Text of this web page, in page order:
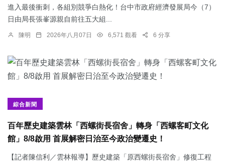
進入最後衝刺，各組別競爭白熱化！台中市政府經濟發展局今（7）
日由局長張峯源親自前往五大組...
陳明 2026年八月07日 6,571 觀看 6 分享
綜合新聞
百年歷史建築雲林「西螺街長宿舍」轉身「西螺客町文化
館」8/8啟用 首展解密日治至今政治變遷史！
【記者陳信利／雲林報導】歷史建築「原西螺街長宿舍」修復工程